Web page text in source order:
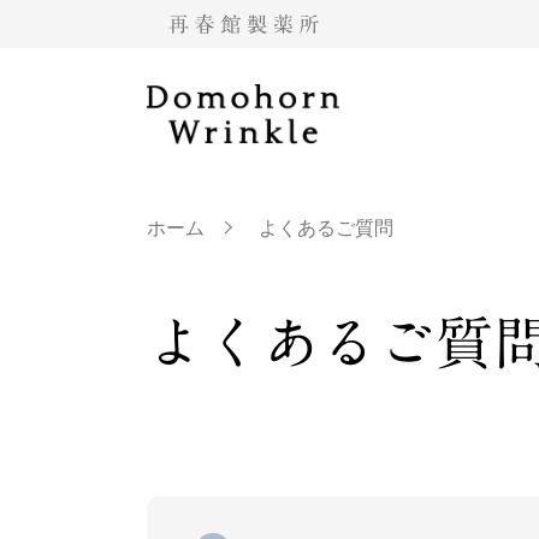
ホーム よくあるご質問
よくあるご質